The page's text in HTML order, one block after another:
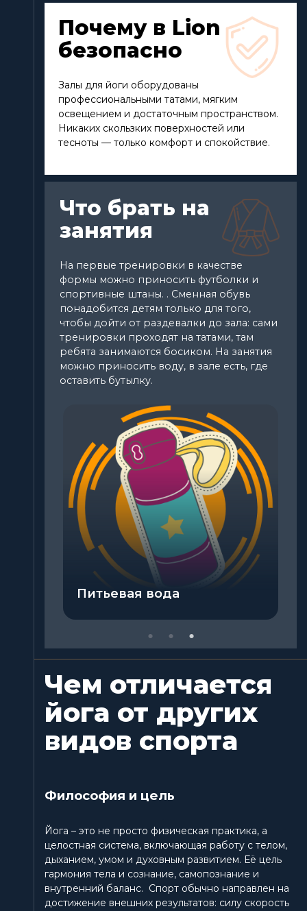
Почему в Lion
безопасно
Залы для йоги оборудованы
профессиональными татами, мягким
освещением и достаточным пространством.
Никаких скользких поверхностей или
тесноты — только комфорт и спокойствие.
Что брать на
занятия
На первые тренировки в качестве
формы можно приносить футболки и
спортивные штаны. . Сменная обувь
понадобится детям только для того,
чтобы дойти от раздевалки до зала: сами
тренировки проходят на татами, там
ребята занимаются босиком. На занятия
можно приносить воду, в зале есть, где
оставить бутылку.
Одежда
Чем отличается
йога от других
видов спорта
Философия и цель
Йога – это не просто физическая практика, а
целостная система, включающая работу с телом,
дыханием, умом и духовным развитием. Её цель
гармония тела и сознание, самопознание и
внутренний баланс. Спорт обычно направлен на
достижение внешних результатов: силу скорость